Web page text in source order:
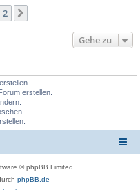
2
Gehe zu
erstellen.
© phpBB Limited
phpBB.de